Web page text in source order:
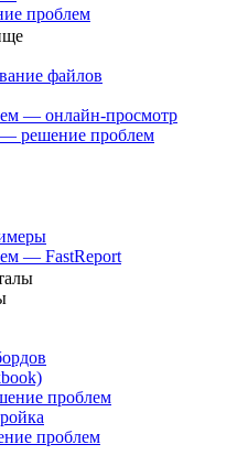
проблем
файлов
— онлайн-просмотр
решение проблем
— FastReport
проблем
проблем